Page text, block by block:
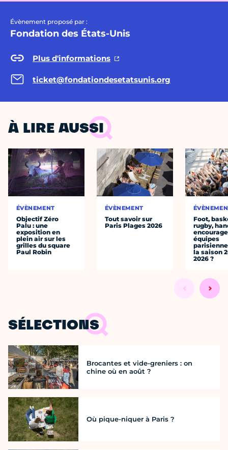
Évènement proposé par :
Fondation des États-Unis
Plus d'informations
ticket@fondationdesetatsunis.org
À LIRE AUSSI
ÉVÈNEMENT
Objectif Zéro
Palu : une
exposition en
plein air sur les
grilles du square
Paul Robin
ÉVÈNEMENT
Tout savoir sur
Paris Plages 2026
Foot,
rugby,
équipes
la saison
2026 ?
SÉLECTIONS
Brocantes et vide-greniers : on
chine où en août ?
Où pique-niquer à Paris ?